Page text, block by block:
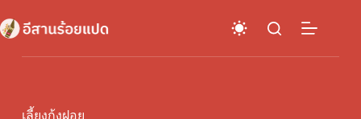
to
content
เลี้ยงกุ้งฝอย